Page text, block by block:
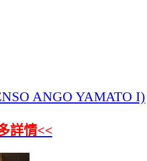
ANGO YAMATO I)
詳情<<